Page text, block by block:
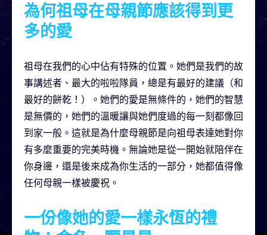
為何祖母在母親節應該得到更
多的愛
祖母在我們的心中佔有特殊的位置。她們是我們的故
事講述者、最大的啦啦隊員，總是有最好的建議（和
最好的餅乾！）。她們的愛是無條件的，她們的智慧
是無價的，她們的溫暖讓與她們度過的每一刻都像回
到家一般。這就是為什麼母親節是向祖母表達她對你
有多麼重要的完美時機。無論她是從一開始就陪伴在
你身邊，還是後來成為你生活的一部分，她都值得像
任何母親一樣被慶祝。
一份像她的愛一樣永恆的禮